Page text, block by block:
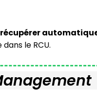
récupérer
le RCU.